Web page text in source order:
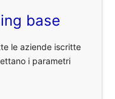
base
le aziende iscritte
i parametri